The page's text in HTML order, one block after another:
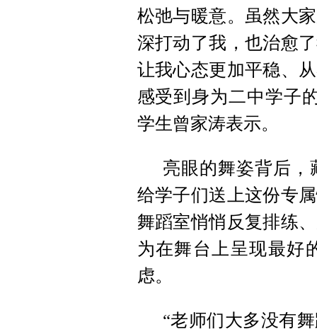
松弛与暖意。虽然大
深打动了我，也治愈
让我心态更加平稳、
感受到身为二中学子
学生曾家涛表示。
亮眼的舞姿背后
给学子们送上这份专
舞蹈室悄悄反复排练
为在舞台上呈现最好
虑。
“老师们大多没有